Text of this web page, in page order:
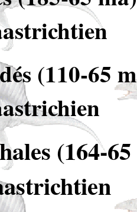
(110-65
(164-